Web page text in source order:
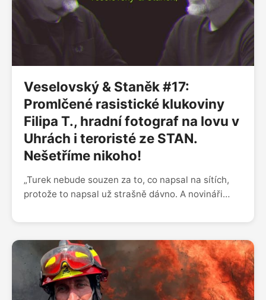
na pozitivní věci v tréninku a zapisoval si je. A
najednou mozek začal přitahovat ty dobré situace.
Mistrovství jsem odpracoval nejen v posilovně, ale
i hlavou,“ dodává.
Veselovský & Staněk #17:
Promlčené rasistické klukoviny
Filipa T., hradní fotograf na lovu v
Uhrách i teroristé ze STAN.
Nešetříme nikoho!
„Turek nebude souzen za to, co napsal na sítích,
protože to napsal už strašně dávno. A novináři
protože ho citovali správně. Jenže na sítích si v
Staněk v nové epizodě talk show DVTV. Koho štve
prezidentův koníček? Blíží se chvíle, kdy novináři
vyzvou Andreje Babiše na souboj v bahně? A proč
se Luboš Xaver Veselý lituje tak nevkusně?